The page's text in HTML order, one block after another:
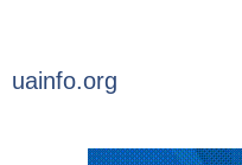
uainfo.org